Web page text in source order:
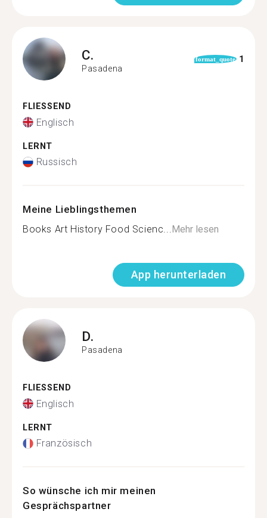
C.
Pasadena
format_quote 1
FLIESSEND
Englisch
LERNT
Russisch
Meine Lieblingsthemen
Books Art History Food Scienc...Mehr lesen
App herunterladen
D.
Pasadena
FLIESSEND
Englisch
LERNT
Französisch
So wünsche ich mir meinen
Gesprächspartner